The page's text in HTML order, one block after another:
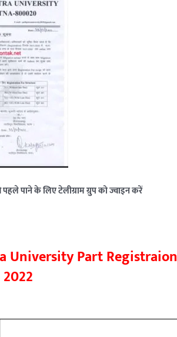
पाने के लिए टेलीग्राम ग्रुप को ज्वाइन करें
University Part Registraion